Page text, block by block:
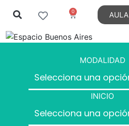
0
MODALIDAD
INICIO